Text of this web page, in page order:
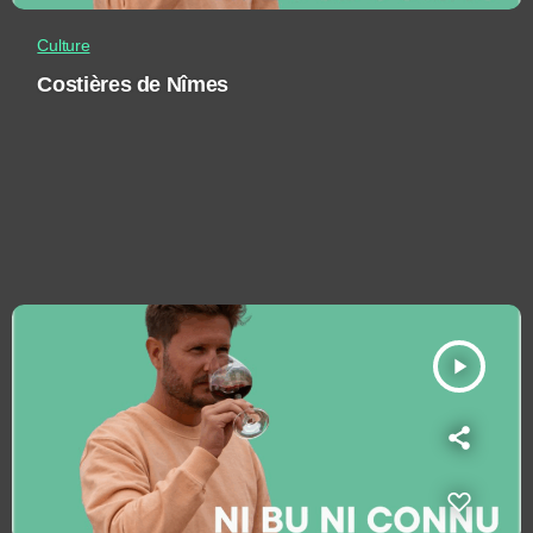
Culture
Costières de Nîmes
play_arrow